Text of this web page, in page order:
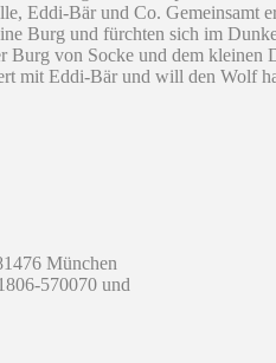
Eddi-Bär und Co. Gemeinsamt
Burg und fürchten sich im
von Socke und dem kleinen
mit Eddi-Bär und will den Wolf
München
570070 und